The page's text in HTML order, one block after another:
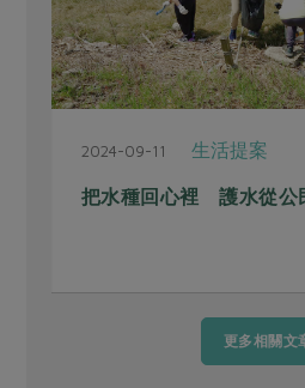
2024-09-11 生活提案
把水種回心裡 護水從公
更多相關文